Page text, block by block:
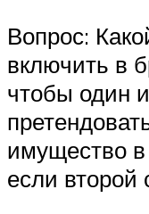
Вопрос:
включить в
чтобы один
имущество в
если второй